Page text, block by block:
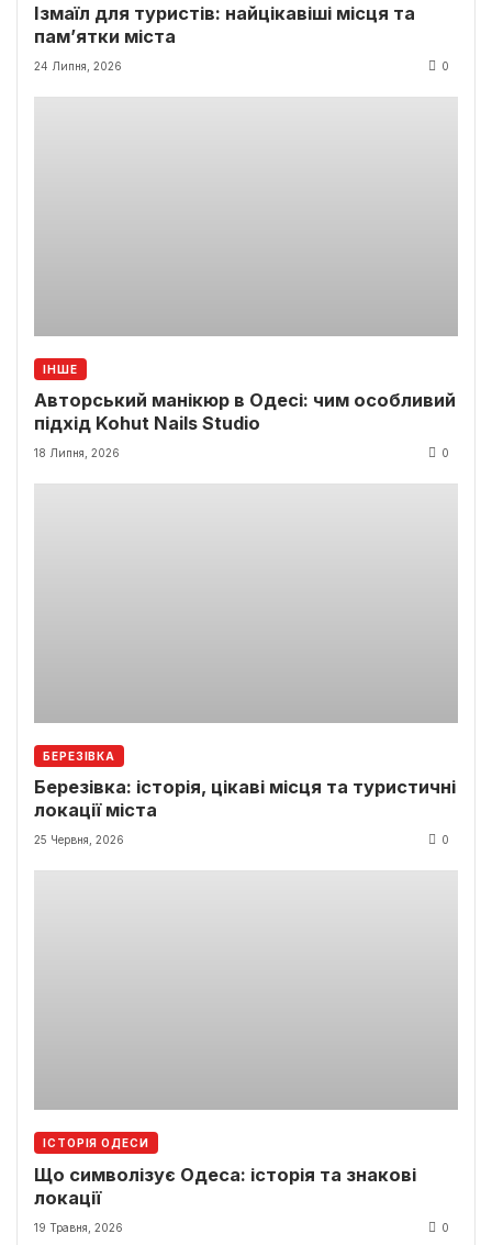
Ізмаїл для туристів: найцікавіші місця та
пам’ятки міста
24 Липня, 2026 0
ІНШЕ
Авторський манікюр в Одесі: чим особливий
підхід Kohut Nails Studio
18 Липня, 2026 0
БЕРЕЗІВКА
Березівка: історія, цікаві місця та туристичні
локації міста
25 Червня, 2026 0
ІСТОРІЯ ОДЕСИ
Що символізує Одеса: історія та знакові
локації
19 Травня, 2026 0